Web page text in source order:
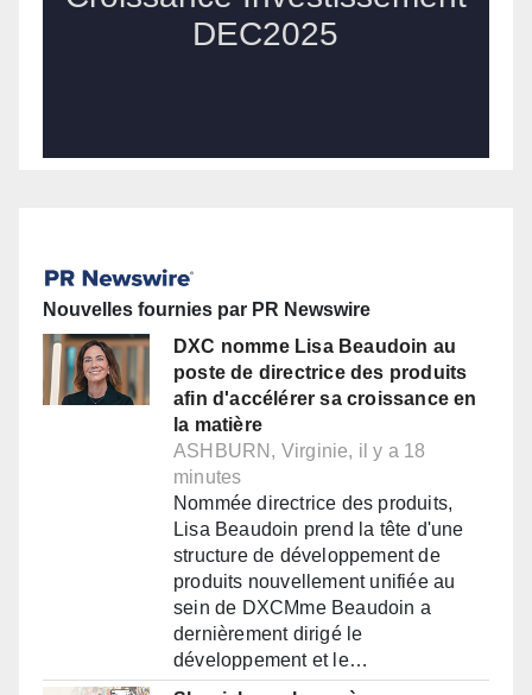
Nouvelles fournies par PR Newswire
DXC nomme Lisa Beaudoin au
poste de directrice des produits
afin d'accélérer sa croissance en
la matière
ASHBURN, Virginie, il y a 18
minutes
Nommée directrice des produits,
Lisa Beaudoin prend la tête d'une
structure de développement de
produits nouvellement unifiée au
sein de DXCMme Beaudoin a
dernièrement dirigé le
développement et le…